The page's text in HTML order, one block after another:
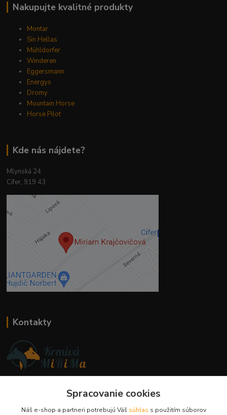
Nakupujte kvalitné produkty
Montar
Sin Hellas
Mühldorfer
Winderen
Eggersmann
Energys
Dromy
Mountain Horse
Horse Pilot
Kde nás nájdete?
Mlynská 24
Cífer, 919 43
Kontakty
+421 944 394 715Spracovanie cookies
Náš e-shop a partneri potrebujú Váš súhlas s použitím súborov